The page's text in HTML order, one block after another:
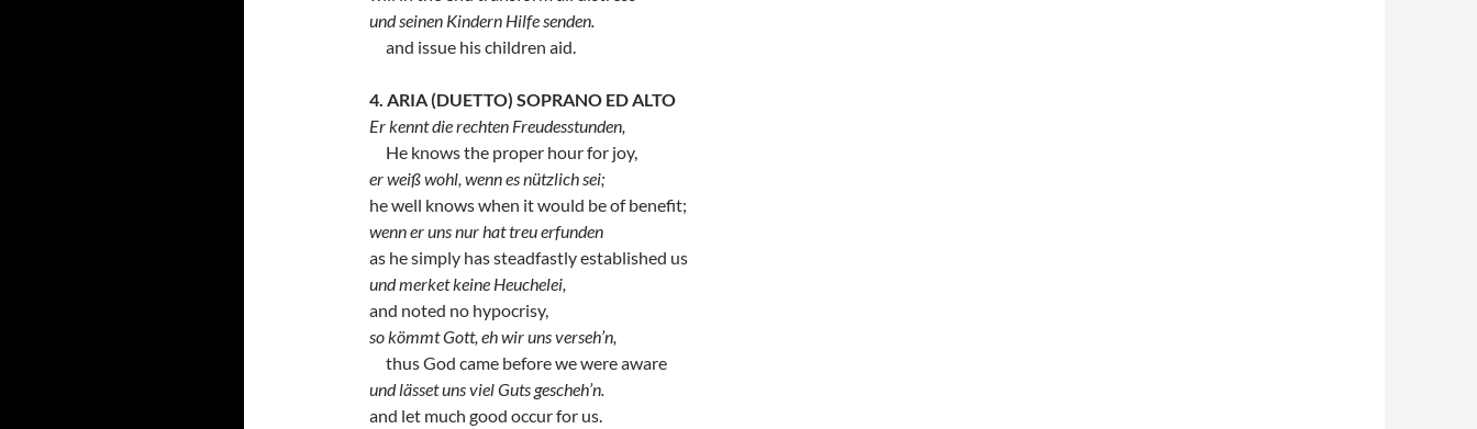
und seinen Kindern Hilfe senden.
and issue his children aid.
4. ARIA (DUETTO) SOPRANO ED ALTO
Er kennt die rechten Freudesstunden,
He knows the proper hour for joy,
er weiß wohl, wenn es nützlich sei;
he well knows when it would be of benefit;
wenn er uns nur hat treu erfunden
as he simply has steadfastly established us
und merket keine Heuchelei,
and noted no hypocrisy,
so kömmt Gott, eh wir uns verseh’n,
thus God came before we were aware
und lässet uns viel Guts gescheh’n.
and let much good occur for us.